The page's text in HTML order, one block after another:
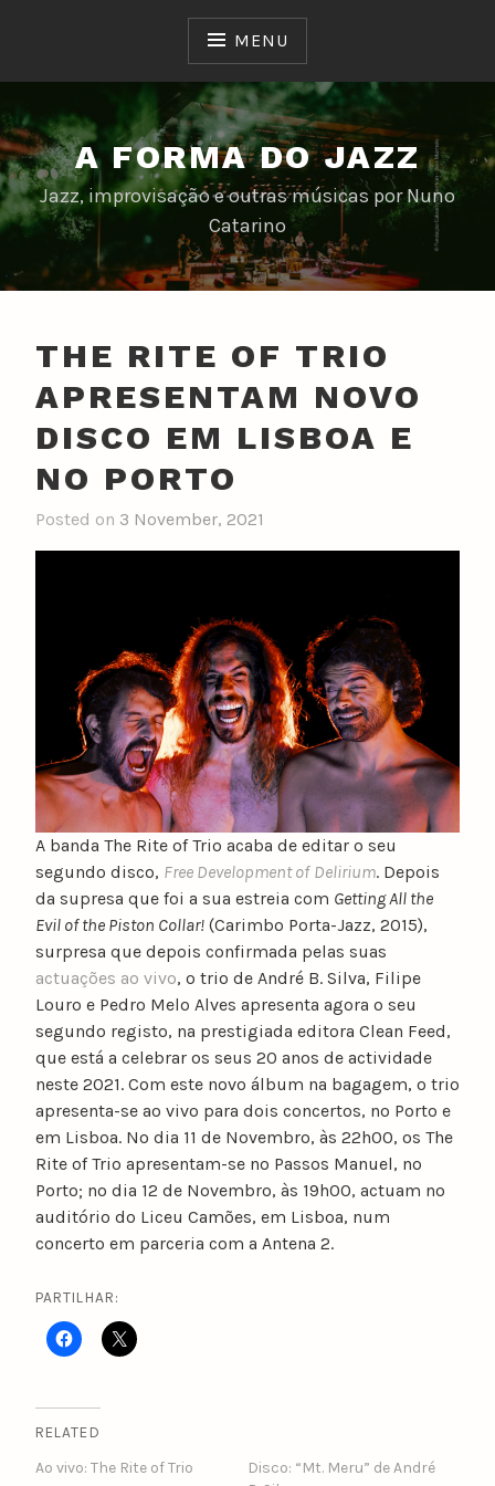
MENU
A FORMA DO JAZZ
Jazz, improvisação e outras músicas por Nuno
Catarino
THE RITE OF TRIO
APRESENTAM NOVO
DISCO EM LISBOA E
NO PORTO
Posted on 3 November, 2021
y
o
c
a
t
a
r
i
n
o
A banda The Rite of Trio acaba de editar o seu
segundo disco, Free Development of Delirium. Depois
da supresa que foi a sua estreia com Getting All the
Evil of the Piston Collar! (Carimbo Porta-Jazz, 2015),
surpresa que depois confirmada pelas suas
actuações ao vivo, o trio de André B. Silva, Filipe
Louro e Pedro Melo Alves apresenta agora o seu
segundo registo, na prestigiada editora Clean Feed,
que está a celebrar os seus 20 anos de actividade
neste 2021. Com este novo álbum na bagagem, o trio
apresenta-se ao vivo para dois concertos, no Porto e
em Lisboa. No dia 11 de Novembro, às 22h00, os The
Rite of Trio apresentam-se no Passos Manuel, no
Porto; no dia 12 de Novembro, às 19h00, actuam no
auditório do Liceu Camões, em Lisboa, num
concerto em parceria com a Antena 2.
PARTILHAR:
RELATED
Ao vivo: The Rite of Trio
Disco: “Mt. Meru” de André